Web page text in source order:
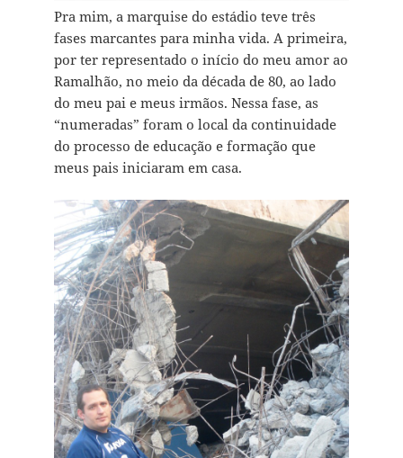
Pra mim, a marquise do estádio teve três
fases marcantes para minha vida. A primeira,
por ter representado o início do meu amor ao
Ramalhão, no meio da década de 80, ao lado
do meu pai e meus irmãos. Nessa fase, as
“numeradas” foram o local da continuidade
do processo de educação e formação que
meus pais iniciaram em casa.